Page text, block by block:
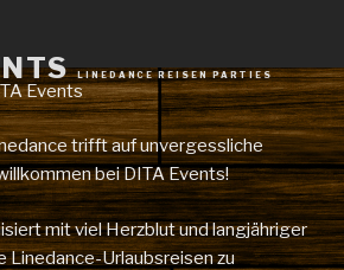
LINEDANCE REISEN PARTIES
Events
trifft auf unvergessliche
bei DITA Events!
mit viel Herzblut und langjähriger
Linedance-Urlaubsreisen zu